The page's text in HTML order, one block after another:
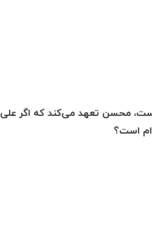
محسن تعهد می‌کند که اگر على
است؟